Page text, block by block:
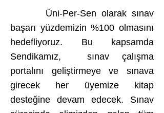
Üni-Per-Sen olarak sınav
başarı yüzdemizin %100 olmasını
hedefliyoruz. Bu kapsamda
Sendikamız, sınav çalışma
portalını geliştirmeye ve sınava
girecek her üyemize kitap
desteğine devam edecek. Sınav